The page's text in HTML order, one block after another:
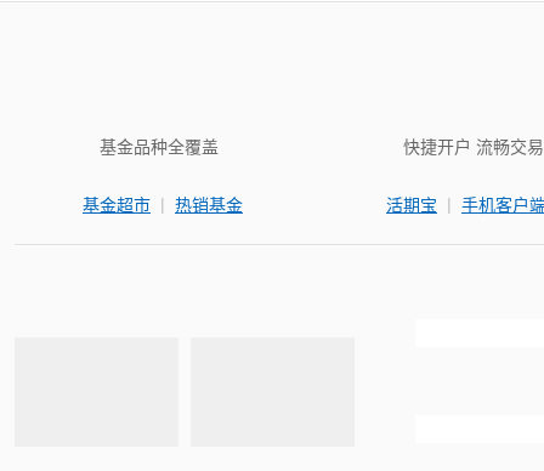
基金品种全覆盖
基金超市 | 热销基金
快捷开户 流畅交易
活期宝 | 手机客户